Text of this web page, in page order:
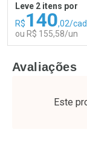
Por R$ 74,99/
Leve 2 itens por
R$140,02/
ou R$ 155,58/un
Laboratório
Por Menos
Avaliações
Este